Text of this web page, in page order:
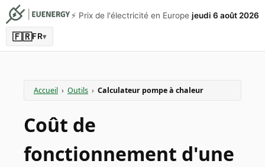
⚡️ Prix de l'électricité en Europe jeudi 6 août 2026
🇫🇷FR▾
Accueil › Outils › Calculateur pompe à chaleur
Coût de
fonctionnement d'une